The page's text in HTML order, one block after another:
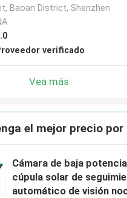
Baoan District, Shenzhen
verificado
Vea más
el mejor precio por
Cámara de baja
cúpula solar de
automático de visión